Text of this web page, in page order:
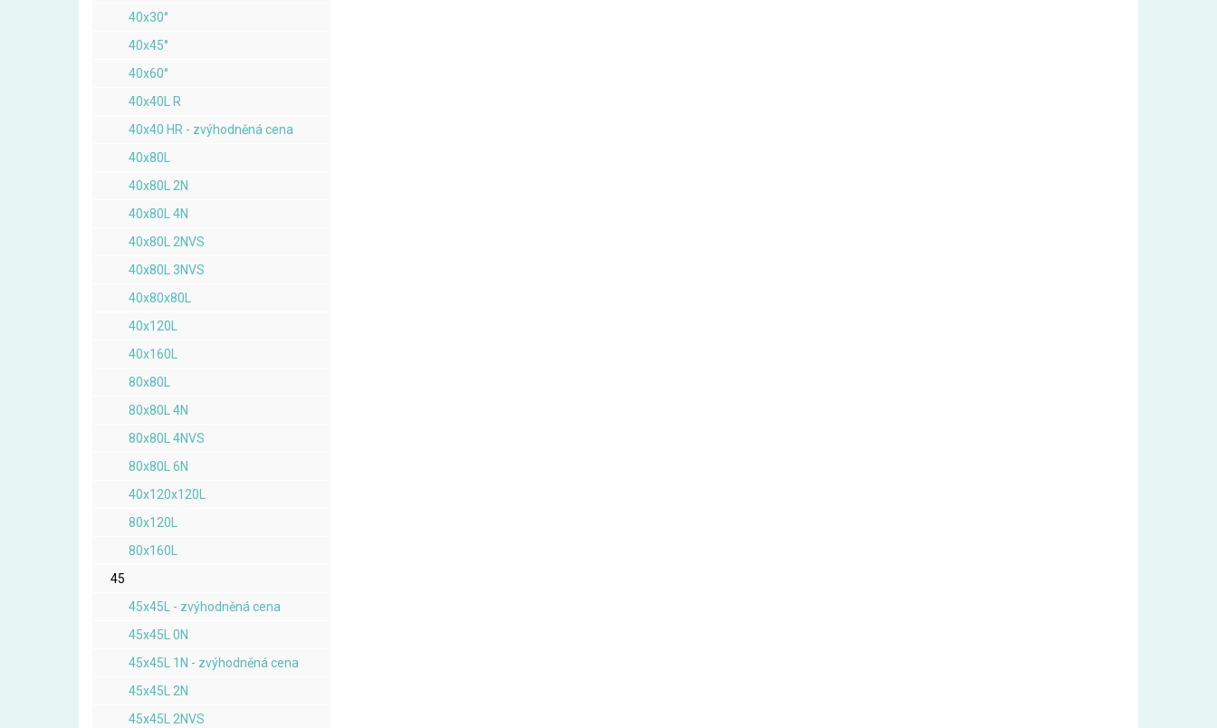
40x30°
40x45°
40x60°
40x40L R
40x40 HR - zvýhodněná cena
40x80L
40x80L 2N
40x80L 4N
40x80L 2NVS
40x80L 3NVS
40x80x80L
40x120L
40x160L
80x80L
80x80L 4N
80x80L 4NVS
80x80L 6N
40x120x120L
80x120L
80x160L
45
45x45L - zvýhodněná cena
45x45L 0N
45x45L 1N - zvýhodněná cena
45x45L 2N
45x45L 2NVS